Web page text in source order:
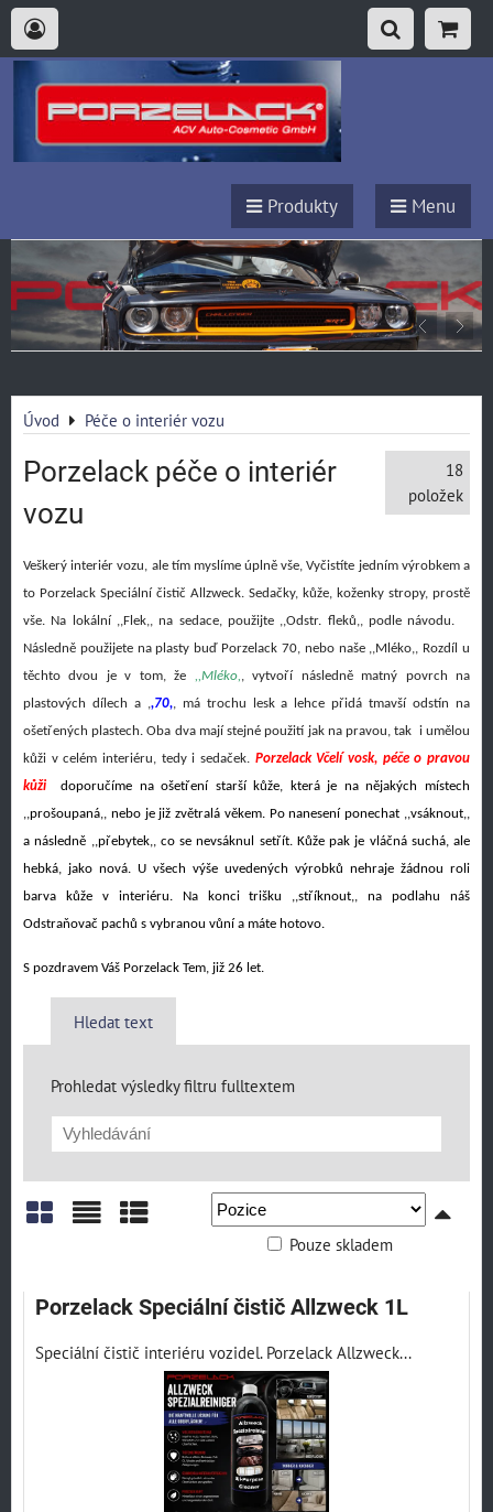
Produkty Menu
Úvod Péče o interiér vozu
Porzelack péče o interiér
vozu
18
položek
Veškerý interiér vozu, ale tím myslíme úplně vše, Vyčistíte jedním výrobkem a
to Porzelack Speciální čistič Allzweck. Sedačky, kůže, koženky stropy, prostě
vše. Na lokální ,,Flek,, na sedace, použijte ,,Odstr. fleků,, podle návodu.
Následně použijete na plasty buď Porzelack 70, nebo naše ,,Mléko,, Rozdíl u
těchto dvou je v tom, že ,,Mléko,, vytvoří následně matný povrch na
plastových dílech a ,,70,, má trochu lesk a lehce přidá tmavší odstín na
ošetřených plastech. Oba dva mají stejné použití jak na pravou, tak i umělou
kůži v celém interiéru, tedy i sedaček. Porzelack Včelí vosk, péče o pravou
kůži
doporučíme na ošetření starší kůže, která je na nějakých místech
,,prošoupaná,, nebo je již zvětralá věkem. Po nanesení ponechat ,,vsáknout,,
a následně ,,přebytek,, co se nevsáknul setřít. Kůže pak je vláčná suchá, ale
hebká, jako nová. U všech výše uvedených výrobků nehraje žádnou roli
barva kůže v interiéru. Na konci trišku ,,stříknout,, na podlahu náš
Odstraňovač pachů s vybranou vůní a máte hotovo.
S pozdravem Váš Porzelack Tem, již 26 let.
Hledat text
Prohledat výsledky filtru fulltextem
Pouze skladem
Porzelack Speciální čistič Allzweck 1L
Speciální čistič interiéru vozidel. Porzelack Allzweck...